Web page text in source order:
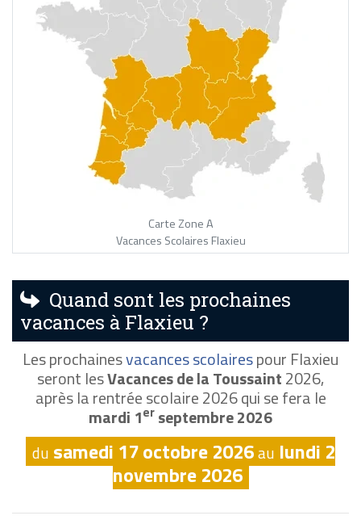
Carte Zone A
Vacances Scolaires Flaxieu
Quand sont les prochaines
vacances à Flaxieu ?
Les prochainesvacances scolairespour Flaxieu
seront lesVacances de la Toussaint2026,
après la rentrée scolaire 2026 qui se fera le
mardi 1er septembre 2026
du samedi 17 octobre 2026au lundi 2
novembre 2026